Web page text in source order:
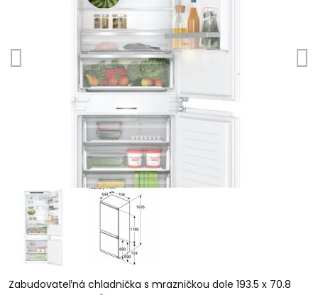
Zabudovateľná chladnička s mrazničkou dole 193.5 x 70.8